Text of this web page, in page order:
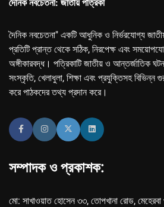
দৈনিক নবচেতনা: জাতীয় পত্রিকা
দৈনিক নবচেতনা" একটি আধুনিক ও নির্ভরযোগ্য
প্রতিটি প্রান্ত থেকে সঠিক, নিরপেক্ষ এবং
অঙ্গীকারবদ্ধ। পত্রিকাটি জাতীয় ও আন্তর্জাতিক
সংস্কৃতি, খেলাধুলা, শিক্ষা এবং প্রযুক্তিসহ বিভিন্ন
করে পাঠকদের তথ্য প্রদান করে।
সম্পাদক ও প্রকাশক:
মো: সাখাওয়াত হোসেন ৩৩, তোপখানা রোড,